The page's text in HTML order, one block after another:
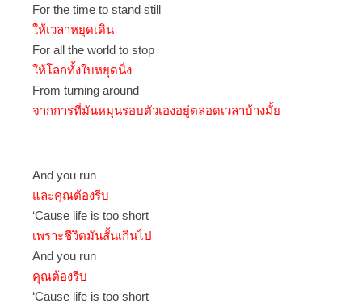
For the time to stand still
ให้เวลาหยุดเดิน
For all the world to stop
ให้โลกทั้งใบหยุดนิ่ง
From turning around
จากการที่มันหมุนรอบตัวเองอยู่ตลอดเวลาบ้างมั้ย
And you run
และคุณต้องรีบ
‘Cause life is too short
เพราะชีวิตมันสั้นเกินไป
And you run
คุณต้องรีบ
‘Cause life is too short